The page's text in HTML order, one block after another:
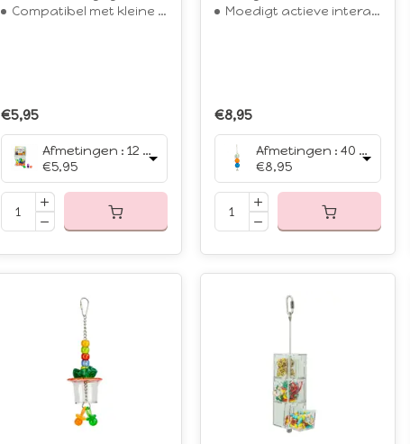
Compatibel met kleine tot grote papegaaien en parkieten
€5,95
Afmetingen : 12 stuks van 4 x 2 cm
€5,95
Moedigt actieve interactie en exploratie
€8,95
Afmetingen : 40 x 7 cm
€8,95